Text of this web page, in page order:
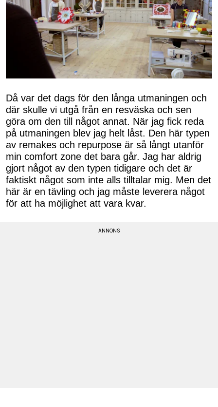
Då var det dags för den långa utmaningen och
där skulle vi utgå från en resväska och sen
göra om den till något annat. När jag fick reda
på utmaningen blev jag helt låst. Den här typen
av remakes och repurpose är så långt utanför
min comfort zone det bara går. Jag har aldrig
gjort något av den typen tidigare och det är
faktiskt något som inte alls tilltalar mig. Men det
här är en tävling och jag måste leverera något
för att ha möjlighet att vara kvar.